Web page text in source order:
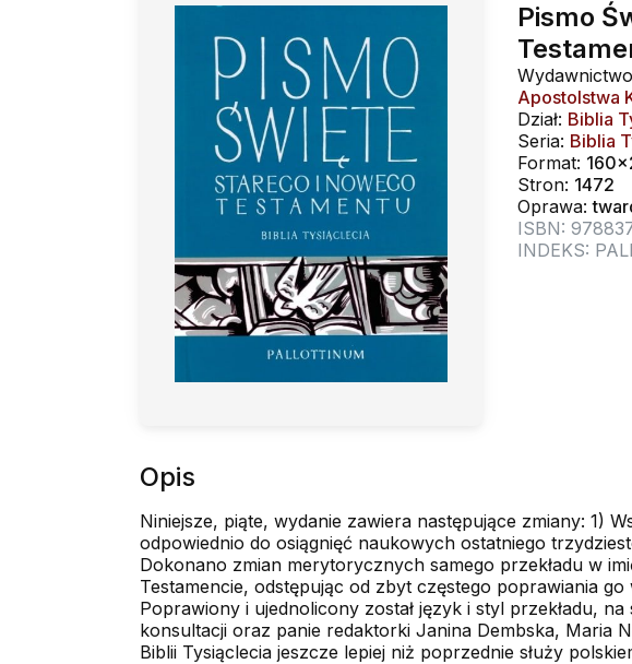
Pismo
Apostolstwa
Dział: Biblia
Seria: Biblia
Format:
Stron: 1472
Oprawa:
ISBN:
INDEKS:
Opis
Niniejsze, piąte, wydanie zawiera następujące zmiany: 1)
odpowiednio do osiągnięć naukowych ostatniego
Dokonano zmian merytorycznych samego przekładu w
Testamencie, odstępując od zbyt częstego poprawiania
Poprawiony i ujednolicony został język i styl przekładu,
konsultacji oraz panie redaktorki Janina Dembska, Maria
Biblii Tysiąclecia jeszcze lepiej niż poprzednie służy